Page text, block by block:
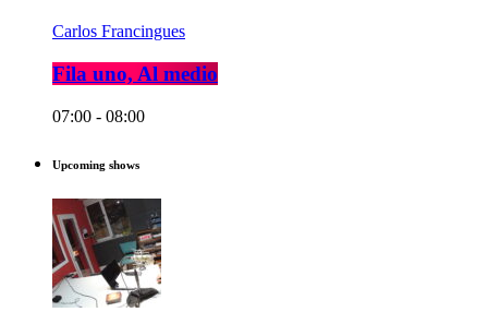
Carlos Francingues
Fila uno, Al medio
07:00 - 08:00
Upcoming shows